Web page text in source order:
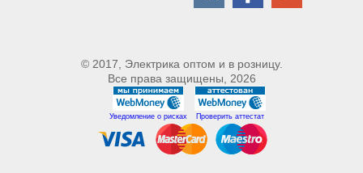
© 2017, Электрика оптом и в розницу.
Все права защищены, 2026
Уведомление о рисках Проверить аттестат